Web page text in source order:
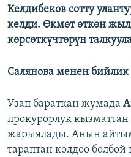
Келдибеков сотту
келди. Өкмөт өткөн
көрсөткүчтөрүн
Салянова менен
Узап бараткан жумада
прокурорлук
жарыялады. Анын
тараптан колдоо